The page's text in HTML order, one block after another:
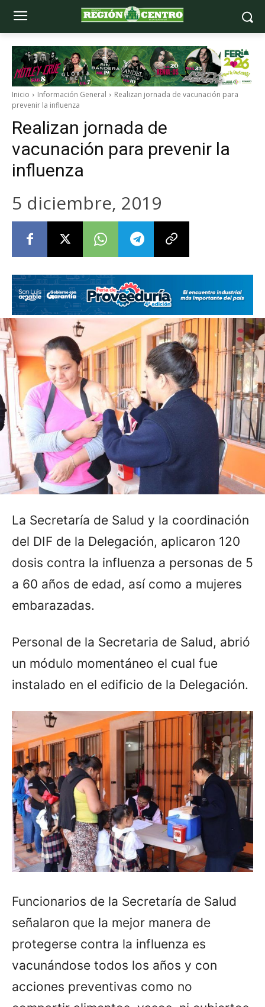
Inicio Información General
Realizan jornada de vacunación para
prevenir la influenza
Realizan jornada de
vacunación para prevenir la
influenza
5 diciembre, 2019
La Secretaría de Salud y la coordinación
del DIF de la Delegación, aplicaron 120
dosis contra la influenza a personas de 5
a 60 años de edad, así como a mujeres
embarazadas.
Personal de la Secretaria de Salud, abrió
un módulo momentáneo el cual fue
instalado en el edificio de la Delegación.
Funcionarios de la Secretaría de Salud
señalaron que la mejor manera de
protegerse contra la influenza es
vacunándose todos los años y con
acciones preventivas como no